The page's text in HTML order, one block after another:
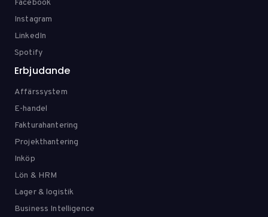
Facebook
Instagram
LinkedIn
Spotify
Erbjudande
Affärssystem
E-handel
Fakturahantering
Projekthantering
Inköp
Lön & HRM
Lager & logistik
Business Intelligence